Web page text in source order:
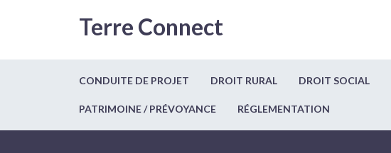
Terre Connect
CONDUITE DE PROJET DROIT RURAL DROIT SOCIAL
PATRIMOINE / PRÉVOYANCE RÉGLEMENTATION